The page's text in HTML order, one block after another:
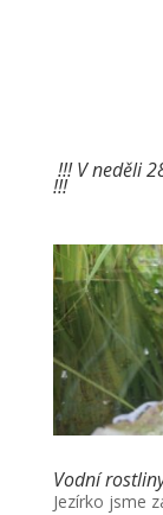
!!! V neděli
!!!
Vodní
Jezírko jsme